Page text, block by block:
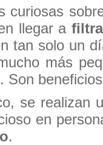
curiosas
llegar a
tan solo un
más
. Son
se realizan
en
.